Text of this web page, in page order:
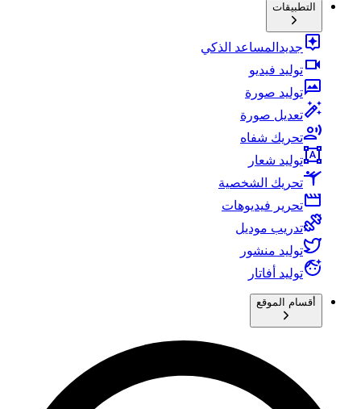
التطبيقات
جديد المساعد الذكي
توليد فيديو
توليد صورة
تعديل صورة
تحريك شفاه
توليد شعار
تحريك الشخصية
تحرير فيديوهات
تدريب موديل
توليد منشور
توليد أفاتار
أقسام الموقع